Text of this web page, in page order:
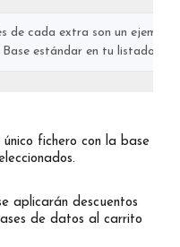
de cada extra son un
estándar en tu listado
fichero con la base
aplicarán descuentos
de datos al carrito